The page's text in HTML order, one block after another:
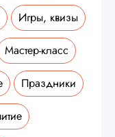
Игры, квизы
Мастер-класс
Праздники